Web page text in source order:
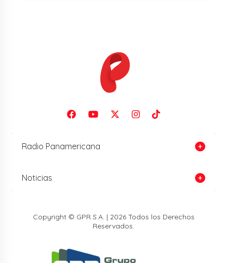
Radio Panamericana
Noticias
Copyright © GPR S.A. | 2026 Todos los Derechos
Reservados.